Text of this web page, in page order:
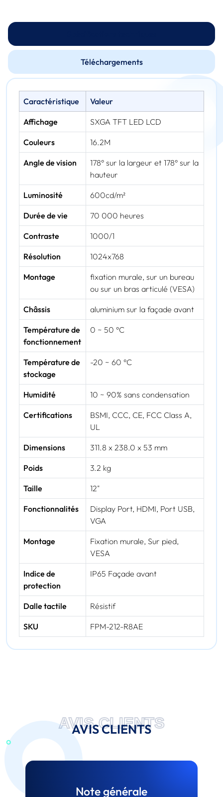
Téléchargements
Caractéristique Valeur
Affichage SXGA TFT LED LCD
Couleurs 16.2M
Angle de vision
178° sur la largeur et 178° sur la
hauteur
Luminosité 600cd/m²
Durée de vie 70 000 heures
Contraste 1000/1
Résolution 1024x768
Montage
fixation murale, sur un bureau
ou sur un bras articulé (VESA)
Châssis aluminium sur la façade avant
Température de
fonctionnement
0 ~ 50 °C
Température de
stockage
-20 ~ 60 °C
Humidité 10 ~ 90% sans condensation
Certifications
BSMI, CCC, CE, FCC Class A,
UL
Dimensions 311.8 x 238.0 x 53 mm
Poids 3.2 kg
Taille 12"
Fonctionnalités
Display Port, HDMI, Port USB,
VGA
Montage
Fixation murale, Sur pied,
VESA
Indice de
protection
IP65 Façade avant
Dalle tactile Résistif
SKU FPM-212-R8AE
AVIS CLIENTS
AVIS CLIENTS
Note générale